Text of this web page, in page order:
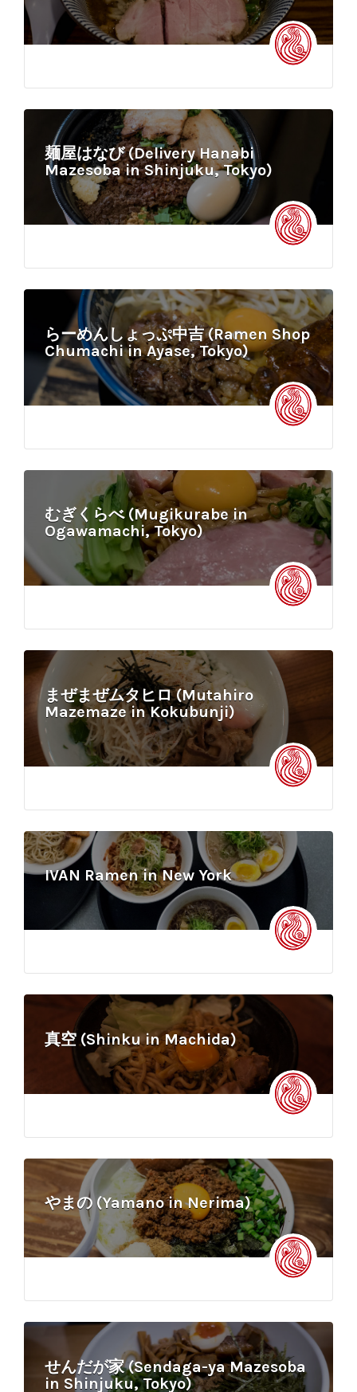
麺屋はなび (Delivery Hanabi
Mazesoba in Shinjuku, Tokyo)
らーめんしょっぷ中吉 (Ramen Shop
Chumachi in Ayase, Tokyo)
むぎくらべ (Mugikurabe in
Ogawamachi, Tokyo)
まぜまぜムタヒロ (Mutahiro
Mazemaze in Kokubunji)
IVAN Ramen in New York
真空 (Shinku in Machida)
やまの (Yamano in Nerima)
せんだが家 (Sendaga-ya Mazesoba
in Shinjuku, Tokyo)